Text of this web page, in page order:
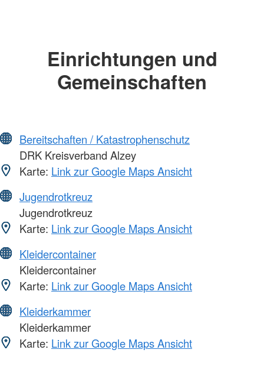
Einrichtungen und
Gemeinschaften
Bereitschaften / Katastrophenschutz
DRK Kreisverband Alzey
Karte: Link zur Google Maps Ansicht
Jugendrotkreuz
Jugendrotkreuz
Karte: Link zur Google Maps Ansicht
Kleidercontainer
Kleidercontainer
Karte: Link zur Google Maps Ansicht
Kleiderkammer
Kleiderkammer
Karte: Link zur Google Maps Ansicht